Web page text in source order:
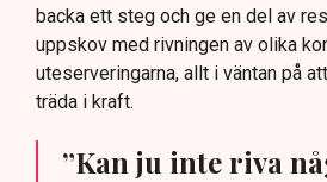
backa ett steg och ge en del av
uppskov med rivningen av olika
uteserveringarna, allt i väntan på
träda i kraft.
”Kan ju inte riva